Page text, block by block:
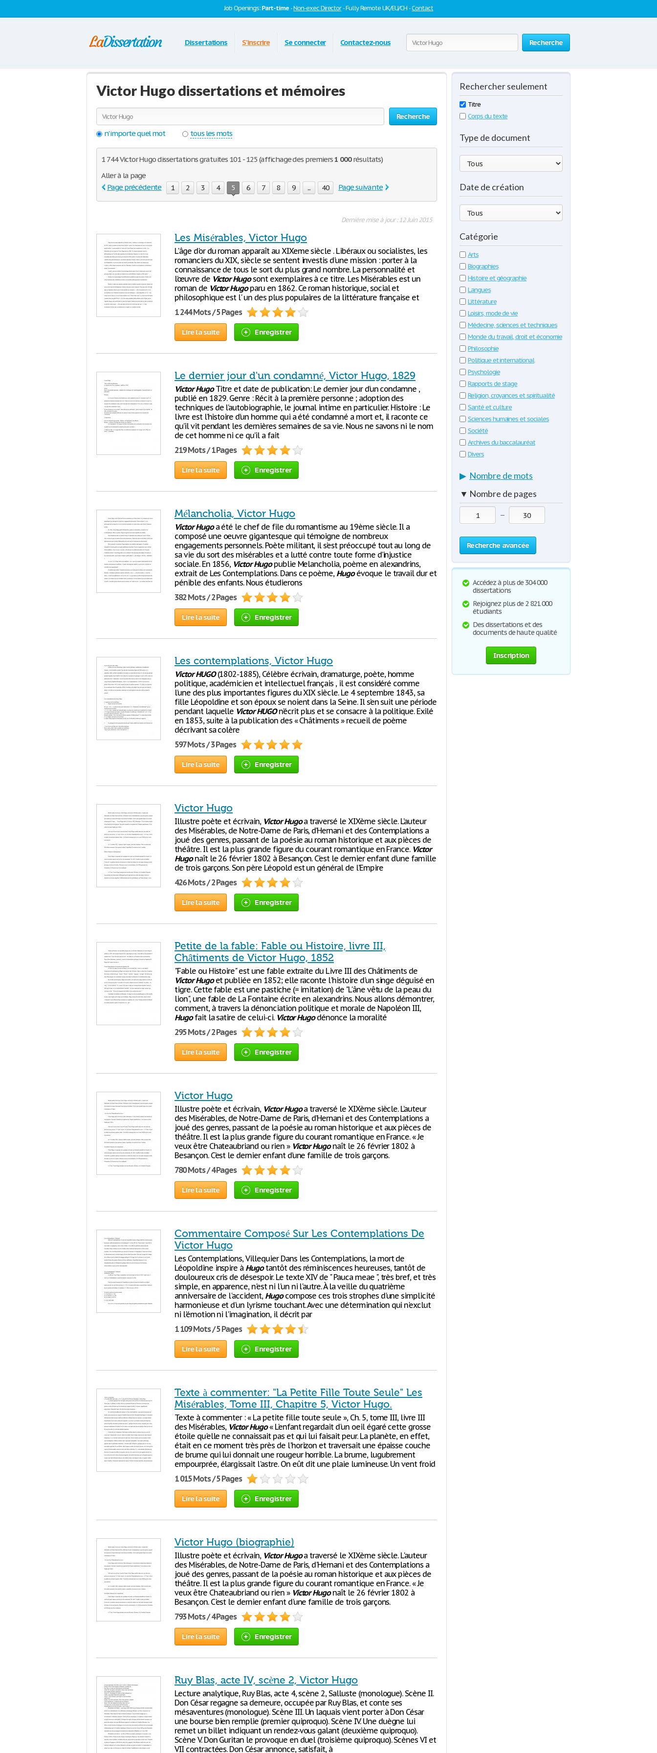
Job Openings:Part-time -Non-exec Director- Fully Remote UK/EU/CH -Contact
Recherche
Dissertations S'inscrire Se connecter Contactez-nous
Victor Hugo dissertations et mémoires
Recherche
n'importe quel mot
tous les mots
1 744 Victor Hugo dissertations gratuites 101 - 125 (affichage des premiers1 000résultats)
Aller à la page
Page précédente
1 2 3 4 5 6 7 8 9 ... 40 Page suivante
Dernière mise à jour : 12 Juin 2015
Les Misérables, Victor Hugo
L'âge d'or du roman apparaît au XIXeme siècle . Libéraux ou socialistes, les
romanciers du XIX, siècle se sentent investis d'une mission : porter à la
connaissance de tous le sort du plus grand nombre. La personnalité et
l’œuvre de Victor Hugosont exemplaires à ce titre. Les Misérables est un
roman de Victor Hugoparu en 1862. Ce roman historique, social et
philosophique est l' un des plus populaires de la littérature française et
1 244 Mots / 5 Pages
Lire la suite Enregistrer
Le dernier jour d'un condamné, Victor Hugo, 1829
VictorHugoTitre et date de publication: Le dernier jour d’un condamne ,
publié en 1829. Genre : Récit à la première personne ; adoption des
techniques de l’autobiographie, le journal intime en particulier. Histoire : Le
livre est l’histoire d’un homme qui a été condamné a mort et, il raconte ce
qu’il vit pendant les dernières semaines de sa vie. Nous ne savons ni le nom
de cet homme ni ce qu’il a fait
219 Mots / 1 Pages
Lire la suite Enregistrer
Mélancholia, Victor Hugo
VictorHugoa été le chef de file du romantisme au 19ème siècle. Il a
composé une oeuvre gigantesque qui témoigne de nombreux
engagements personnels. Poète militant, il s’est préoccupé tout au long de
sa vie du sort des misérables et a lutté contre toute forme d’injustice
sociale. En 1856, Victor Hugopublie Melancholia, poème en alexandrins,
extrait de Les Contemplations. Dans ce poème, Hugoévoque le travail dur et
pénible des enfants. Nous étudierons
382 Mots / 2 Pages
Lire la suite Enregistrer
Les contemplations, Victor Hugo
VictorHUGO(1802-1885), Célèbre écrivain, dramaturge, poète, homme
politique, académicien et intellectuel français , il est considéré comme
l’une des plus importantes figures du XIX siècle. Le 4 septembre 1843, sa
fille Léopoldine et son époux se noient dans la Seine. Il s’en suit une période
pendant laquelle Victor HUGOn’écrit plus et se consacre à la politique. Exilé
en 1853, suite à la publication des « Châtiments » recueil de poème
décrivant sa colère
597 Mots / 3 Pages
Lire la suite Enregistrer
Victor Hugo
Illustre poète et écrivain, VictorHugoa traversé le XIXème siècle. L’auteur
des Misérables, de Notre-Dame de Paris, d’Hernani et des Contemplations a
joué des genres, passant de la poésie au roman historique et aux pièces de
théâtre. Il est la plus grande figure du courant romantique en France. Victor
Hugonaît le 26 février 1802 à Besançon. C’est le dernier enfant d’une famille
de trois garçons. Son père Léopold est un général de l’Empire
426 Mots / 2 Pages
Lire la suite Enregistrer
Petite de la fable: Fable ou Histoire, livre III,
Châtiments de Victor Hugo, 1852
"Fable ou Histoire" est une fable extraite du Livre III des Châtiments de
VictorHugoet publiée en 1852; elle raconte l'histoire d'un singe déguisé en
tigre. Cette fable est une pastiche (= imitation) de "L'âne vêtu de la peau du
lion", une fable de La Fontaine écrite en alexandrins. Nous allons démontrer,
comment, à travers la dénonciation politique et morale de Napoléon III,
Hugofait la satire de celui-ci. Victor Hugodénonce la moralité
295 Mots / 2 Pages
Lire la suite Enregistrer
Victor Hugo
Illustre poète et écrivain, VictorHugoa traversé le XIXème siècle. L’auteur
des Misérables, de Notre-Dame de Paris, d’Hernani et des Contemplations a
joué des genres, passant de la poésie au roman historique et aux pièces de
théâtre. Il est la plus grande figure du courant romantique en France. « Je
veux être Chateaubriand ou rien » Victor Hugonaît le 26 février 1802 à
Besançon. C’est le dernier enfant d’une famille de trois garçons.
780 Mots / 4 Pages
Lire la suite Enregistrer
Commentaire Composé Sur Les Contemplations De
Victor Hugo
Les Contemplations, Villequier Dans les Contemplations, la mort de
Léopoldine inspire à Hugotantôt des réminiscences heureuses, tantôt de
douloureux cris de désespoir. Le texte XIV de " Pauca meae ", très bref, et très
simple, en apparence, n'est ni l'un ni l'autre. À la veille du quatrième
anniversaire de l'accident, Hugocompose ces trois strophes d'une simplicité
harmonieuse et d'un lyrisme touchant. Avec une détermination qui n'exclut
ni l'émotion ni l'imagination, il décrit par
1 109 Mots / 5 Pages
Lire la suite Enregistrer
Texte à commenter: "La Petite Fille Toute Seule" Les
Misérables, Tome III, Chapitre 5, Victor Hugo.
Texte à commenter : « La petite fille toute seule », Ch. 5, tome III, livre III
des Misérables, Victor Hugo« L'enfant regardait d'un oeil égaré cette grosse
étoile qu'elle ne connaissait pas et qui lui faisait peur. La planète, en effet,
était en ce moment très près de l'horizon et traversait une épaisse couche
de brume qui lui donnait une rougeur horrible. La brume, lugubrement
empourprée, élargissait l'astre. On eût dit une plaie lumineuse. Un vent froid
1 015 Mots / 5 Pages
Lire la suite Enregistrer
Victor Hugo (biographie)
Illustre poète et écrivain, VictorHugoa traversé le XIXème siècle. L'auteur
des Misérables, de Notre-Dame de Paris, d'Hernani et des Contemplations a
joué des genres, passant de la poésie au roman historique et aux pièces de
théâtre. Il est la plus grande figure du courant romantique en France. « Je
veux être Chateaubriand ou rien » Victor Hugonaît le 26 février 1802 à
Besançon. C'est le dernier enfant d'une famille de trois garçons.
793 Mots / 4 Pages
Lire la suite Enregistrer
Ruy Blas, acte IV, scène 2, Victor Hugo
Lecture analytique, Ruy Blas, acte 4, scène 2, Salluste (monologue). Scène II.
Don César regagne sa demeure, occupée par Ruy Blas, et conte ses
mésaventures (monologue). Scène III. Un laquais vient porter à Don César
une bourse bien remplie (premier quiproquo). Scène IV. Une duègne lui
remet un billet indiquant un rendez-vous galant (deuxième quiproquo).
Scène V. Don Guritan le provoque en duel (troisième quiproquo). Scènes VI et
VII contractées. Don César annonce, satisfait, à
Rechercher seulement
Titre
Corps du texte
Type de document
Date de création
Catégorie
Arts
Biographies
Histoire et géographie
Langues
Littérature
Loisirs, mode de vie
Médecine, sciences et techniques
Monde du travail, droit et économie
Philosophie
Politique et international
Psychologie
Rapports de stage
Religion, croyances et spiritualité
Santé et culture
Sciences humaines et sociales
Société
Archives du baccalauréat
Divers
▶ Nombre de mots
▼ Nombre de pages
—
Recherche avancée
Accédez à plus de 304 000
dissertations
Rejoignez plus de 2 821 000
étudiants
Des dissertations et des
documents de haute qualité
Inscription